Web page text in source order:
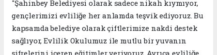
"Şahinbey Belediyesi olarak sadece nikah kıymıyor,
gençlerimizi evliliğe her anlamda teşvik ediyoruz. Bu
kapsamda belediye olarak çiftlerimize nakdi destek
sağlıyor, Evlilik Okulumuz ile mutlu bir yuvanın